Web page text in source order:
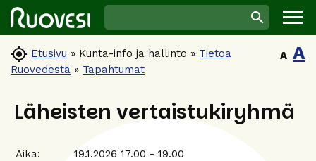
 Etusivu » Kunta-info ja hallinto » Tietoa
Ruovedestä » Tapahtumat
A A
Läheisten vertaistukiryhmä
Aika:
19.1.2026 17.00 - 19.00